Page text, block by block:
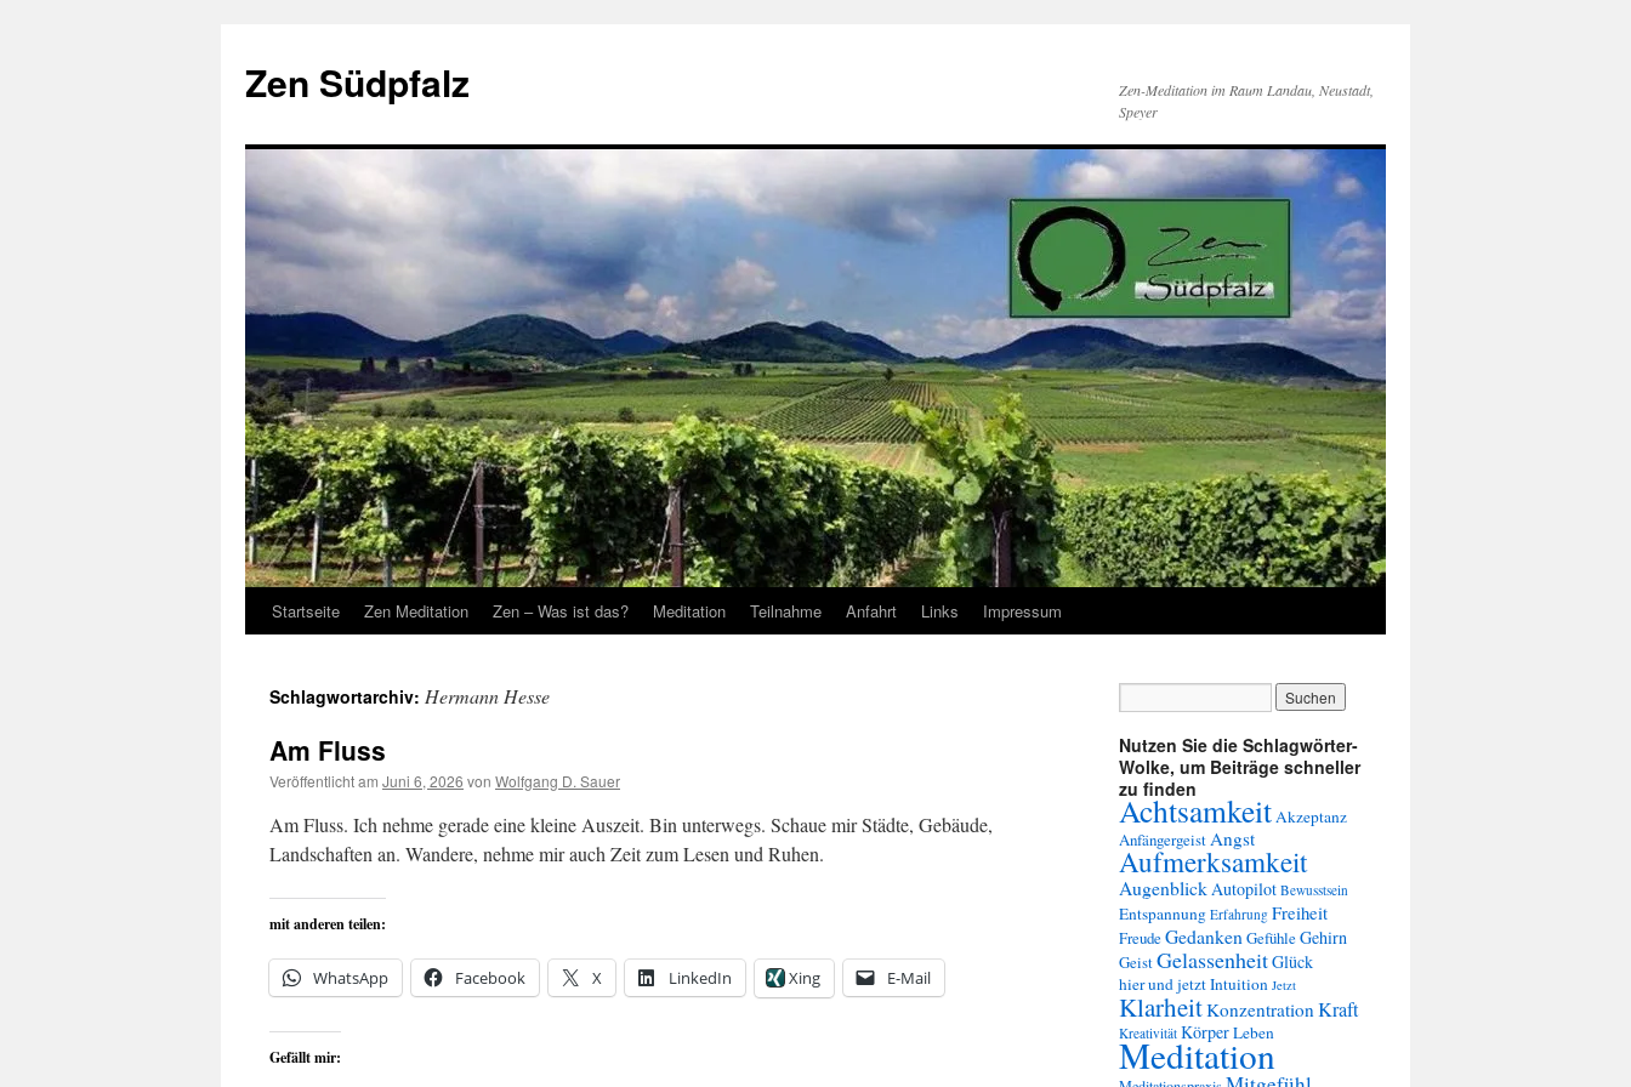
springen
Zen Südpfalz
Zen-Meditation im Raum Landau, Neustadt,
Speyer
Startseite Zen Meditation Zen – Was ist das? Meditation Teilnahme Anfahrt Links Impressum
Schlagwortarchiv: Hermann Hesse
Am Fluss
Veröffentlicht am Juni 6, 2026 von Wolfgang D. Sauer
Am Fluss. Ich nehme gerade eine kleine Auszeit. Bin unterwegs. Schaue mir Städte, Gebäude,
Landschaften an. Wandere, nehme mir auch Zeit zum Lesen und Ruhen.
mit anderen teilen:
WhatsApp Facebook X LinkedIn Xing E-Mail
Gefällt mir:
Nutzen Sie die Schlagwörter-
Wolke, um Beiträge schneller
zu finden
AchtsamkeitAkzeptanz
AnfängergeistAngst
Aufmerksamkeit
AugenblickAutopilot Bewusstsein
Entspannung Erfahrung Freiheit
FreudeGedanken GefühleGehirn
GeistGelassenheitGlück
hier und jetztIntuition Jetzt
KlarheitKonzentrationKraft
Kreativität KörperLeben
Meditation